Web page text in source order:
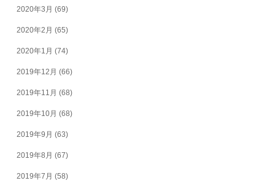
2020年3月 (69)
2020年2月 (65)
2020年1月 (74)
2019年12月 (66)
2019年11月 (68)
2019年10月 (68)
2019年9月 (63)
2019年8月 (67)
2019年7月 (58)